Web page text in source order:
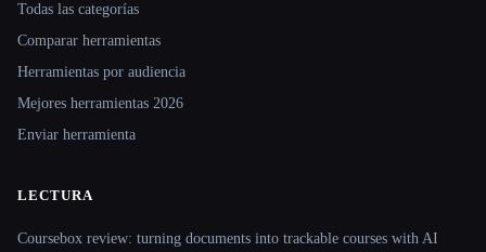
Todas las categorías
Comparar herramientas
Herramientas por audiencia
Mejores herramientas 2026
Enviar herramienta
LECTURA
Coursebox review: turning documents into trackable courses with AI